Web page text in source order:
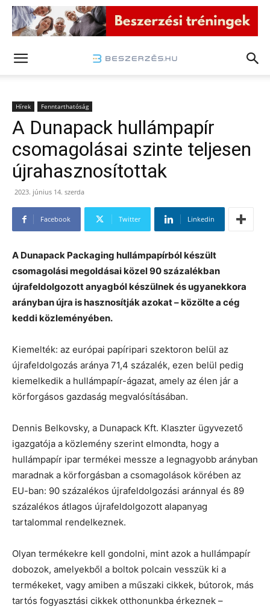
Hírek Fenntarthatóság
A Dunapack hullámpapír
csomagolásai szinte teljesen
újrahasznosítottak
2023. június 14. szerda
Facebook Twitter Linkedin
A Dunapack Packaging hullámpapírból készült
csomagolási megoldásai közel 90 százalékban
újrafeldolgozott anyagból készülnek és ugyanekkora
arányban újra is hasznosítják azokat – közölte a cég
keddi közleményében.
Kiemelték: az európai papíripari szektoron belül az
újrafeldolgozás aránya 71,4 százalék, ezen belül pedig
kiemelkedik a hullámpapír-ágazat, amely az élen jár a
körforgásos gazdaság megvalósításában.
Dennis Belkovsky, a Dunapack Kft. Klaszter ügyvezető
igazgatója a közlemény szerint elmondta, hogy a
hullámpapír ipar termékei messze a legnagyobb arányban
maradnak a körforgásban a csomagolások körében az
EU-ban: 90 százalékos újrafeldolgozási aránnyal és 89
százalékos átlagos újrafeldolgozott alapanyag
tartalommal rendelkeznek.
Olyan termékekre kell gondolni, mint azok a hullámpapír
dobozok, amelyekből a boltok polcain vesszük ki a
termékeket, vagy amiben a műszaki cikkek, bútorok, más
tartós fogyasztási cikkek otthonunkba érkeznek –